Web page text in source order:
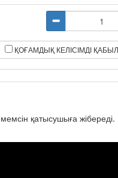
ҚОҒАМДЫҚ КЕЛІСІМДІ
қатысушыға